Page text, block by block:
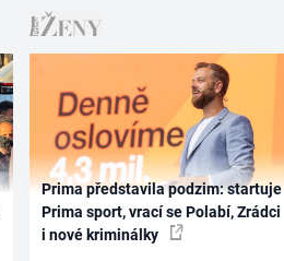
Prima představila podzim: startuje
Prima sport, vrací se Polabí, Zrádci
i nové kriminálky